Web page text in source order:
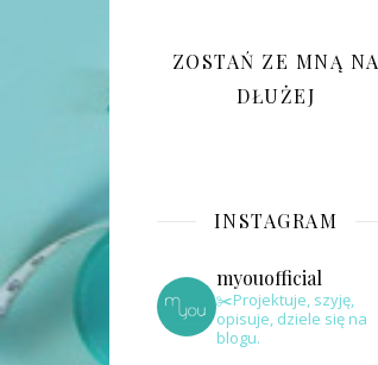
ZOSTAŃ ZE MNĄ NA
DŁUŻEJ
INSTAGRAM
myouofficial
✂️Projektuje, szyję,
opisuje, dziele się na
blogu.